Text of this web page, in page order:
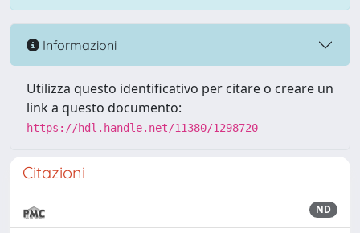
Informazioni
Utilizza questo identificativo per citare o creare un
link a questo documento:
https://hdl.handle.net/11380/1298720
Citazioni
ND